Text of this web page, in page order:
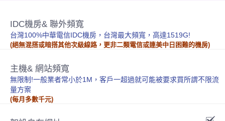
IDC機房& 聯外頻寬
台灣100%中華電信IDC機房，台灣最大頻寬，高達1519G!
(絕無混搭或暗搭其他次級線路，更非二類電信或連美中日困難的機房)
主機& 網站頻寬
無限制!一般業者常小於1M，客戶一超過就可能被要求買所謂不限流
量方案
(每月多數千元)